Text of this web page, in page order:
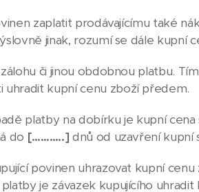
zaplatit prodávajícímu také
jinak, rozumí se dále kupní
či jinou obdobnou platbu.
kupní cenu zboží předem.
platby na dobírku je kupní
do [………..] dnů od uzavření kupní
povinen uhrazovat kupní cenu
je závazek kupujícího